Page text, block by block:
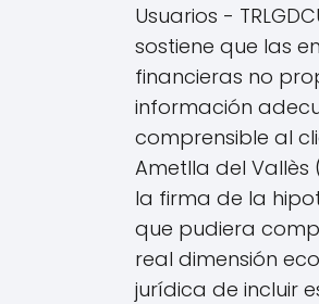
Usuarios -
sostiene que las
financieras no
información
comprensible al
Ametlla del Vallès
la firma de la
que pudiera
real dimensión
jurídica de incluir